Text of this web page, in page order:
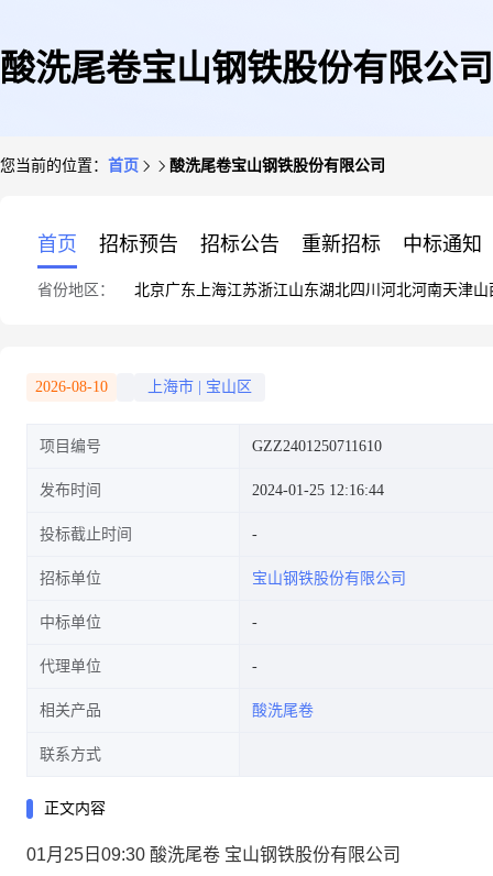
酸洗尾卷宝山钢铁股份有限公司
您当前的位置： 首页 酸洗尾卷宝山钢铁股份有限公司
首页 招标预告 招标公告 重新招标 中标通知
省份地区： 北京广东 上海江苏浙江山东湖北四川 河北河南天津山
2026-08-10 上海市 宝山区
项目编号 GZZ2401250711610
发布时间 2024-01-25 12:16:44
投标截止时间
招标单位 宝山钢铁股份有限公司
中标单位
代理单位
相关产品 酸洗尾卷
联系方式
正文内容
01月25日09:30 酸洗尾卷 宝山钢铁股份有限公司